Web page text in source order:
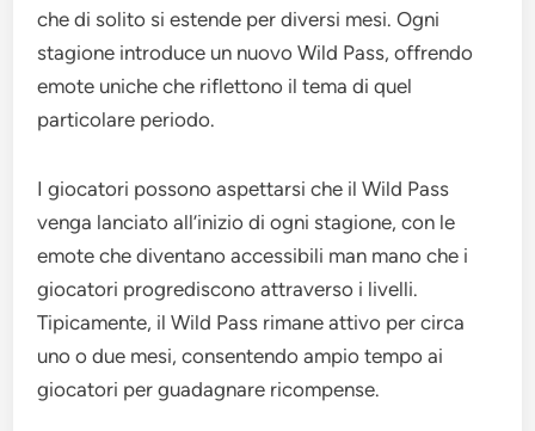
che di solito si estende per diversi mesi. Ogni
stagione introduce un nuovo Wild Pass, offrendo
emote uniche che riflettono il tema di quel
particolare periodo.
I giocatori possono aspettarsi che il Wild Pass
venga lanciato all’inizio di ogni stagione, con le
emote che diventano accessibili man mano che i
giocatori progrediscono attraverso i livelli.
Tipicamente, il Wild Pass rimane attivo per circa
uno o due mesi, consentendo ampio tempo ai
giocatori per guadagnare ricompense.